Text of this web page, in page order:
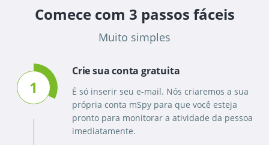
Comece com 3 passos fáceis
Muito simples
1
Crie sua conta gratuita
É só inserir seu e-mail. Nós criaremos a sua
própria conta mSpy para que você esteja
pronto para monitorar a atividade da pessoa
imediatamente.